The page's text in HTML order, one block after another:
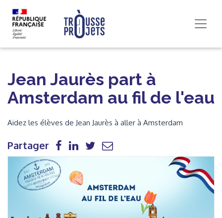
Jean Jaurès part à
Amsterdam au fil de l'eau
Aidez les élèves de Jean Jaurès à aller à Amsterdam
Partager